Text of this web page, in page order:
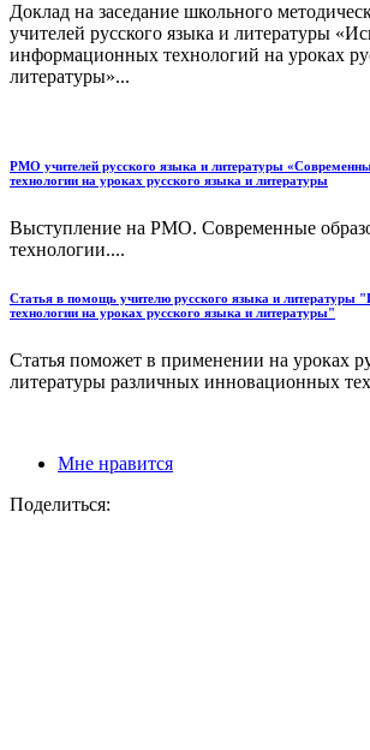
Доклад на заседание школьного
учителей русского языка и литературы
информационных технологий на уроках
литературы»...
РМО учителей русского языка и литературы
технологии на уроках русского языка и литературы
Выступление на РМО. Современные
технологии....
Статья в помощь учителю русского языка и литературы
технологии на уроках русского языка и литературы"
Статья поможет в применении на уроках
литературы различных инновационных
Мне нравится
Поделиться: